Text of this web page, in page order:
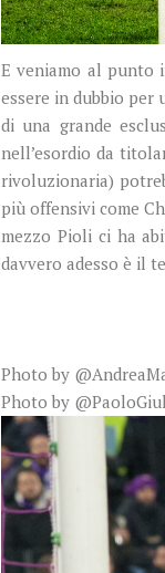
E veniamo al punto
essere in dubbio per
di una grande
nell’esordio da
rivoluzionaria)
più offensivi come
mezzo Pioli ci ha
davvero adesso è il
Photo by
Photo by